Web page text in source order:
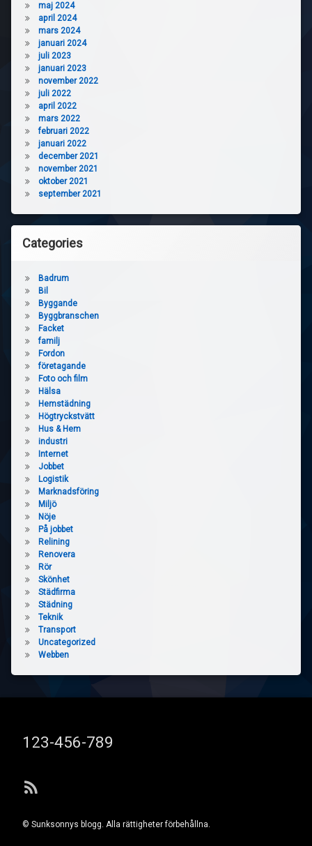
maj 2024
april 2024
mars 2024
januari 2024
juli 2023
januari 2023
november 2022
juli 2022
april 2022
mars 2022
februari 2022
januari 2022
december 2021
november 2021
oktober 2021
september 2021
Categories
Badrum
Bil
Byggande
Byggbranschen
Facket
familj
Fordon
företagande
Foto och film
Hälsa
Hemstädning
Högtryckstvätt
Hus & Hem
industri
Internet
Jobbet
Logistik
Marknadsföring
Miljö
Nöje
På jobbet
Relining
Renovera
Rör
Skönhet
Städfirma
Städning
Teknik
Transport
Uncategorized
Webben
Tel:
123-456-789
RSS
© Sunksonnys blogg. Alla rättigheter förbehållna.